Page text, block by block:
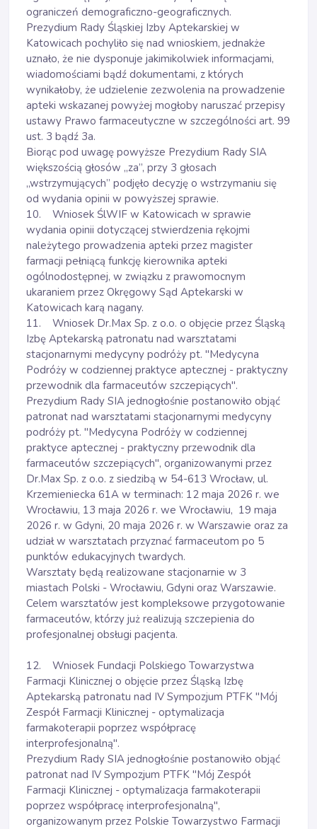
ograniczeń demograficzno-geograficznych.
Prezydium Rady Śląskiej Izby Aptekarskiej w
Katowicach pochyliło się nad wnioskiem, jednakże
uznało, że nie dysponuje jakimikolwiek informacjami,
wiadomościami bądź dokumentami, z których
wynikałoby, że udzielenie zezwolenia na prowadzenie
apteki wskazanej powyżej mogłoby naruszać przepisy
ustawy Prawo farmaceutyczne w szczególności art. 99
ust. 3 bądź 3a.
Biorąc pod uwagę powyższe Prezydium Rady SIA
większością głosów „za”, przy 3 głosach
„wstrzymujących” podjęło decyzję o wstrzymaniu się
od wydania opinii w powyższej sprawie.
10. Wniosek ŚlWIF w Katowicach w sprawie
wydania opinii dotyczącej stwierdzenia rękojmi
należytego prowadzenia apteki przez magister
farmacji pełniącą funkcję kierownika apteki
ogólnodostępnej, w związku z prawomocnym
ukaraniem przez Okręgowy Sąd Aptekarski w
Katowicach karą nagany.
11. Wniosek Dr.Max Sp. z o.o. o objęcie przez Śląską
Izbę Aptekarską patronatu nad warsztatami
stacjonarnymi medycyny podróży pt. "Medycyna
Podróży w codziennej praktyce aptecznej - praktyczny
przewodnik dla farmaceutów szczepiących".
Prezydium Rady SIA jednogłośnie postanowiło objąć
patronat nad warsztatami stacjonarnymi medycyny
podróży pt. "Medycyna Podróży w codziennej
praktyce aptecznej - praktyczny przewodnik dla
farmaceutów szczepiących", organizowanymi przez
Dr.Max Sp. z o.o. z siedzibą w 54-613 Wrocław, ul.
Krzemieniecka 61A w terminach: 12 maja 2026 r. we
Wrocławiu, 13 maja 2026 r. we Wrocławiu, 19 maja
2026 r. w Gdyni, 20 maja 2026 r. w Warszawie oraz za
udział w warsztatach przyznać farmaceutom po 5
punktów edukacyjnych twardych.
Warsztaty będą realizowane stacjonarnie w 3
miastach Polski - Wrocławiu, Gdyni oraz Warszawie.
Celem warsztatów jest kompleksowe przygotowanie
farmaceutów, którzy już realizują szczepienia do
profesjonalnej obsługi pacjenta.
12. Wniosek Fundacji Polskiego Towarzystwa
Farmacji Klinicznej o objęcie przez Śląską Izbę
Aptekarską patronatu nad IV Sympozjum PTFK "Mój
Zespół Farmacji Klinicznej - optymalizacja
farmakoterapii poprzez współpracę
interprofesjonalną".
Prezydium Rady SIA jednogłośnie postanowiło objąć
patronat nad IV Sympozjum PTFK "Mój Zespół
Farmacji Klinicznej - optymalizacja farmakoterapii
poprzez współpracę interprofesjonalną",
organizowanym przez Polskie Towarzystwo Farmacji